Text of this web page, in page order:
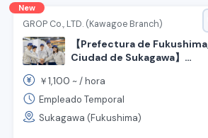
New
GROP Co., LTD. (Kawagoe Branch)
【Prefectura de Fukushima,
Ciudad de Sukagawa】
¡Se ofrece transporte!
¡Trabajo en fábrica desde la
￥1,100 ~ /hora
Empleado Temporal
Sukagawa (Fukushima)